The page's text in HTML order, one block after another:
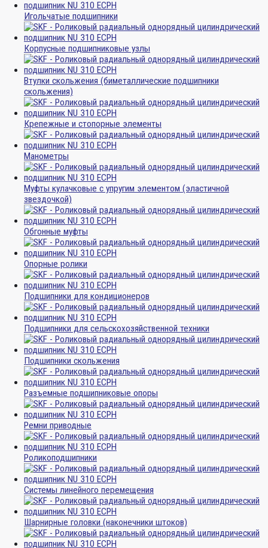
Игольчатые подшипники
Корпусные подшипниковые узлы
Втулки скольжения (биметаллические подшипники
скольжения)
Крепежные и стопорные элементы
Манометры
Муфты кулачковые с упругим элементом (эластичной
звездочкой)
Обгонные муфты
Опорные ролики
Подшипники для кондиционеров
Подшипники для сельскохозяйственной техники
Подшипники скольжения
Разъемные подшипниковые опоры
Ремни приводные
Роликоподшипники
Системы линейного перемещения
Шарнирные головки (наконечники штоков)